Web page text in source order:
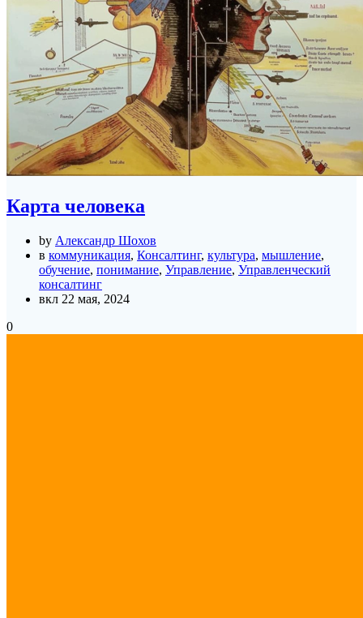
Карта человека
by Александр Шохов
в коммуникация, Консалтинг, культура, мышление,
обучение, понимание, Управление, Управленческий
консалтинг
вкл 22 мая, 2024
0